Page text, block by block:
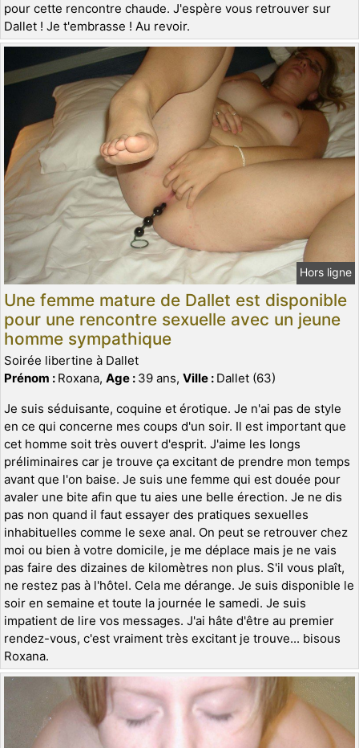
pour cette rencontre chaude. J'espère vous retrouver sur
Dallet ! Je t'embrasse ! Au revoir.
Hors ligne
Une femme mature de Dallet est disponible
pour une rencontre sexuelle avec un jeune
homme sympathique
Soirée libertine à Dallet
Prénom : Roxana, Age : 39 ans, Ville : Dallet (63)
Je suis séduisante, coquine et érotique. Je n'ai pas de style
en ce qui concerne mes coups d'un soir. Il est important que
cet homme soit très ouvert d'esprit. J'aime les longs
préliminaires car je trouve ça excitant de prendre mon temps
avant que l'on baise. Je suis une femme qui est douée pour
avaler une bite afin que tu aies une belle érection. Je ne dis
pas non quand il faut essayer des pratiques sexuelles
inhabituelles comme le sexe anal. On peut se retrouver chez
moi ou bien à votre domicile, je me déplace mais je ne vais
pas faire des dizaines de kilomètres non plus. S'il vous plaît,
ne restez pas à l'hôtel. Cela me dérange. Je suis disponible le
soir en semaine et toute la journée le samedi. Je suis
impatient de lire vos messages. J'ai hâte d'être au premier
rendez-vous, c'est vraiment très excitant je trouve... bisous
Roxana.